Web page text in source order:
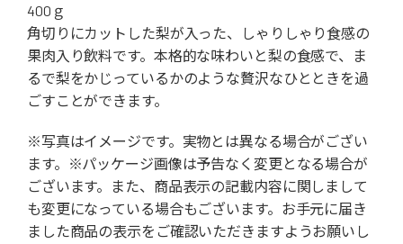
400ｇ
角切りにカットした梨が入った、しゃりしゃり食感の
果肉入り飲料です。本格的な味わいと梨の食感で、ま
るで梨をかじっているかのような贅沢なひとときを過
ごすことができます。
※写真はイメージです。実物とは異なる場合がござい
ます。※パッケージ画像は予告なく変更となる場合が
ございます。また、商品表示の記載内容に関しまして
も変更になっている場合もございます。お手元に届き
ました商品の表示をご確認いただきますようお願いし